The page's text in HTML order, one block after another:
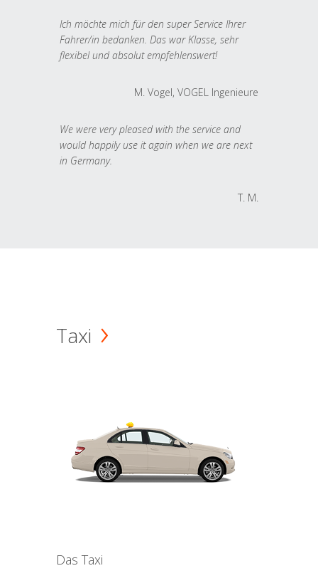
Ich möchte mich für den super Service Ihrer
Fahrer/in bedanken. Das war Klasse, sehr
flexibel und absolut empfehlenswert!
M. Vogel, VOGEL Ingenieure
We were very pleased with the service and
would happily use it again when we are next
in Germany.
T. M.
Taxi
Das Taxi